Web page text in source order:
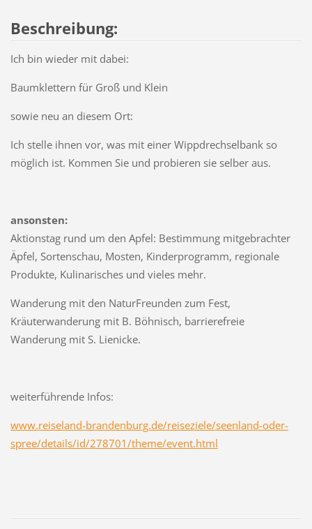
Beschreibung:
Ich bin wieder mit dabei:
Baumklettern für Groß und Klein
sowie neu an diesem Ort:
Ich stelle ihnen vor, was mit einer Wippdrechselbank so
möglich ist. Kommen Sie und probieren sie selber aus.
ansonsten:
Aktionstag rund um den Apfel: Bestimmung mitgebrachter
Äpfel, Sortenschau, Mosten, Kinderprogramm, regionale
Produkte, Kulinarisches und vieles mehr.
Wanderung mit den NaturFreunden zum Fest,
Kräuterwanderung mit B. Böhnisch, barrierefreie
Wanderung mit S. Lienicke.
weiterführende Infos:
www.reiseland-brandenburg.de/reiseziele/seenland-oder-
spree/details/id/278701/theme/event.html